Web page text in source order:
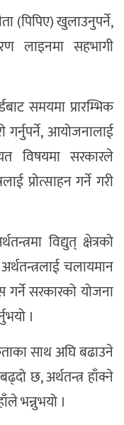
(पिपिए) खुलाउनुपर्ने,
लाइनमा सहभागी
समयमा प्रारम्भिक
आयोजनालाई
विषयमा सरकारले
प्रोत्साहन गर्ने गरी
विद्युत् क्षेत्रको
चलायमान
गर्ने सरकारको योजना
।
साथ अघि बढाउने
छ, अर्थतन्त्र हाँक्ने
भन्नुभयो ।